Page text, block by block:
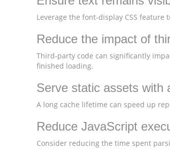
Leverage the font-display CSS
Reduce the impact of
Third-party code can significantly
finished loading.
Serve static assets with
A long cache lifetime can speed up
Reduce JavaScript
Consider reducing the time spent